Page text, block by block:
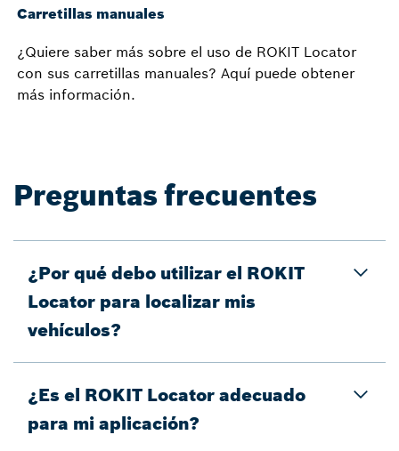
Carretillas manuales
¿Quiere saber más sobre el uso de ROKIT Locator
con sus carretillas manuales? Aquí puede obtener
más información.
Preguntas frecuentes
¿Por qué debo utilizar el ROKIT
Locator para localizar mis
vehículos?
¿Es el ROKIT Locator adecuado
para mi aplicación?